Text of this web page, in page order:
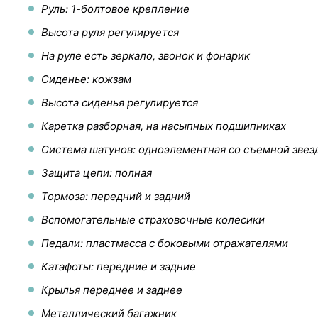
Руль: 1-болтовое крепление
Высота руля регулируется
На руле есть зеркало, звонок и фонарик
Сиденье: кожзам
Высота сиденья регулируется
Каретка разборная, на насыпных подшипниках
Система шатунов: одноэлементная со съемной
Защита цепи: полная
Тормоза: передний и задний
Вспомогательные страховочные колесики
Педали: пластмасса с боковыми отражателями
Катафоты: передние и задние
Крылья переднее и заднее
Металлический багажник